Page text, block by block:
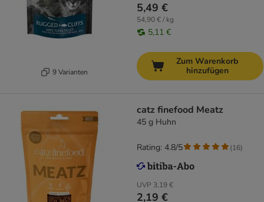
9 Varianten
5,49 €
54,90 € / kg
5,11 €
Zum Warenkorb
hinzufügen
catz finefood Meatz
45 g Huhn
UVP 3,19 €
2,19 €
Rating: 4.8/5 (16)